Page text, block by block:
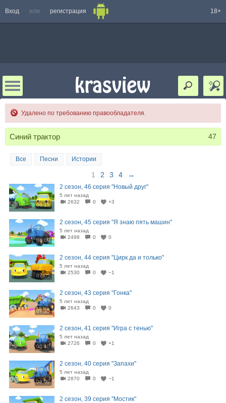
Вход или регистрация 18+
Удалено по требованию правообладателя.
Синий трактор 47
Все Песни Истории
1 2 3 4 →
06:15
2 сезон, 46 серия "Новый друг"
5 лет назад
2632
0 +3
06:09
2 сезон, 45 серия "Я знаю пять машин"
5 лет назад
2498
0 0
07:05
2 сезон, 44 серия "Цирк да и только"
5 лет назад
2530
0 −1
07:35
2 сезон, 43 серия "Гонка"
5 лет назад
2643
0 0
06:10
2 сезон, 41 серия "Игра с тенью"
5 лет назад
2726
0 +1
06:09
2 сезон, 40 серия "Запахи"
5 лет назад
2870
0 −1
2 сезон, 39 серия "Мостик"